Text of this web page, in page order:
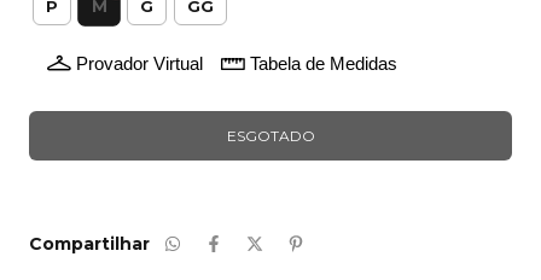
P M G GG
Provador Virtual Tabela de Medidas
Compartilhar